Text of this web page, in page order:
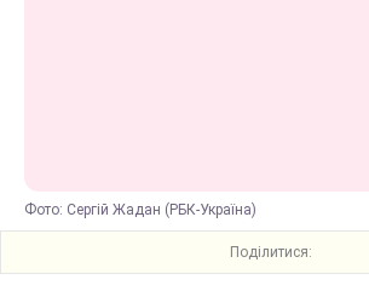
Фото: Сергій Жадан (РБК-Україна)
Поділитися: